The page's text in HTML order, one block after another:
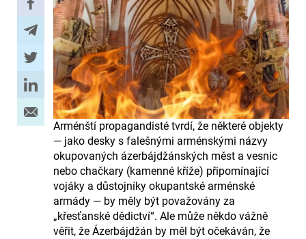
Arménští propagandisté tvrdí, že některé objekty
— jako desky s falešnými arménskými názvy
okupovaných ázerbájdžánských měst a vesnic
nebo chačkary (kamenné kříže) připomínající
vojáky a důstojníky okupantské arménské
armády — by měly být považovány za
„křesťanské dědictví“. Ale může někdo vážně
věřit, že Ázerbájdžán by měl být očekáván, že